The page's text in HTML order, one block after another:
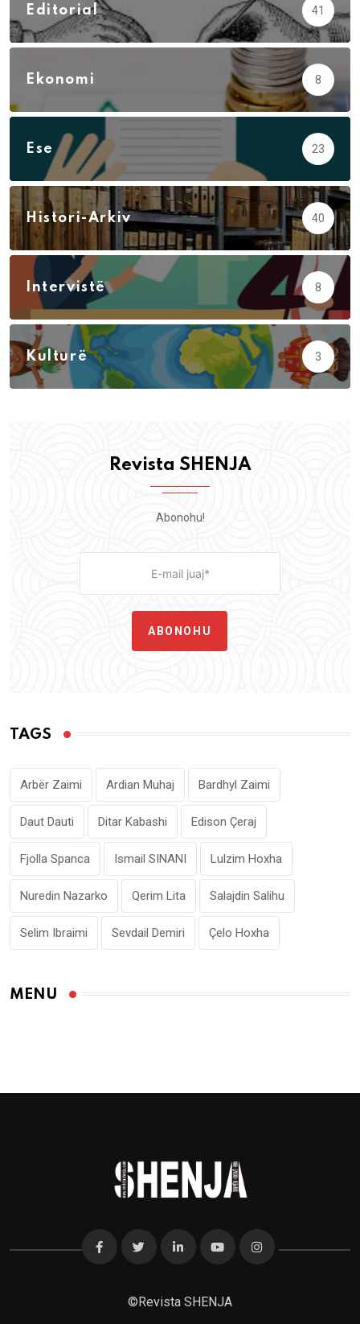
Editorial 41
Ekonomi 8
Ese 23
Histori-Arkiv 40
Intervistë 8
Kulturë 3
Revista SHENJA
Abonohu!
ABONOHU
TAGS
Arbër Zaimi Ardian Muhaj Bardhyl Zaimi
Daut Dauti Ditar Kabashi Edison Çeraj
Fjolla Spanca Ismail SINANI Lulzim Hoxha
Nuredin Nazarko Qerim Lita Salajdin Salihu
Selim Ibraimi Sevdail Demiri Çelo Hoxha
MENU
© Revista SHENJA